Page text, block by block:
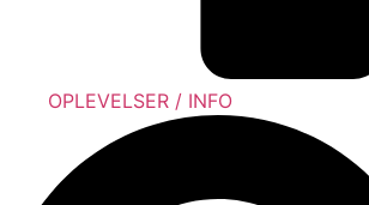
OPLEVELSER / INFO